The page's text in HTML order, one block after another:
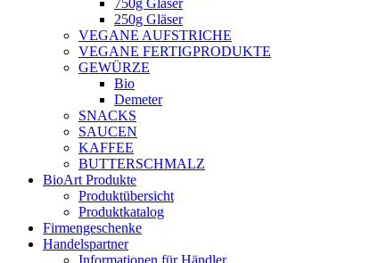
750g Gläser
250g Gläser
VEGANE AUFSTRICHE
VEGANE FERTIGPRODUKTE
GEWÜRZE
Bio
Demeter
SNACKS
SAUCEN
KAFFEE
BUTTERSCHMALZ
BioArt Produkte
Produktübersicht
Produktkatalog
Firmengeschenke
Handelspartner
Informationen für Händler